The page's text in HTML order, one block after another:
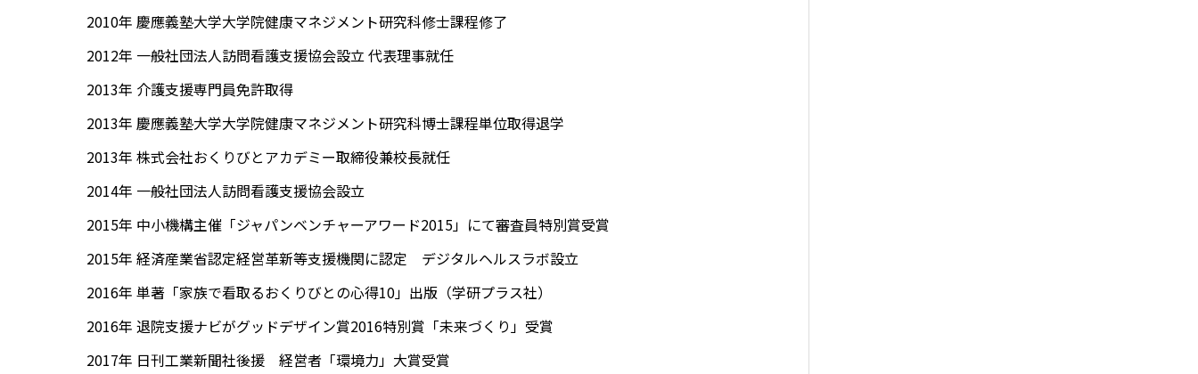
2010年 慶應義塾大学大学院健康マネジメント研究科修士課程修了
2012年 一般社団法人訪問看護支援協会設立 代表理事就任
2013年 介護支援専門員免許取得
2013年 慶應義塾大学大学院健康マネジメント研究科博士課程単位取得退学
2013年 株式会社おくりびとアカデミー取締役兼校長就任
2014年 一般社団法人訪問看護支援協会設立
2015年 中小機構主催「ジャパンベンチャーアワード2015」にて審査員特別賞受賞
2015年 経済産業省認定経営革新等支援機関に認定 デジタルヘルスラボ設立
2016年 単著「家族で看取るおくりびとの心得10」出版（学研プラス社）
2016年 退院支援ナビがグッドデザイン賞2016特別賞「未来づくり」受賞
2017年 日刊工業新聞社後援 経営者「環境力」大賞受賞